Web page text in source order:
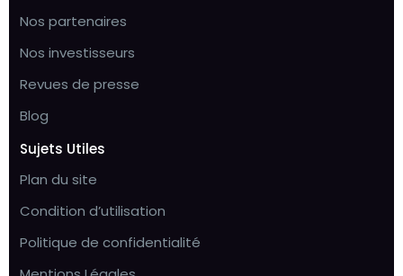
Nos partenaires
Nos investisseurs
Revues de presse
Blog
Sujets Utiles
Plan du site
Condition d’utilisation
Politique de confidentialité